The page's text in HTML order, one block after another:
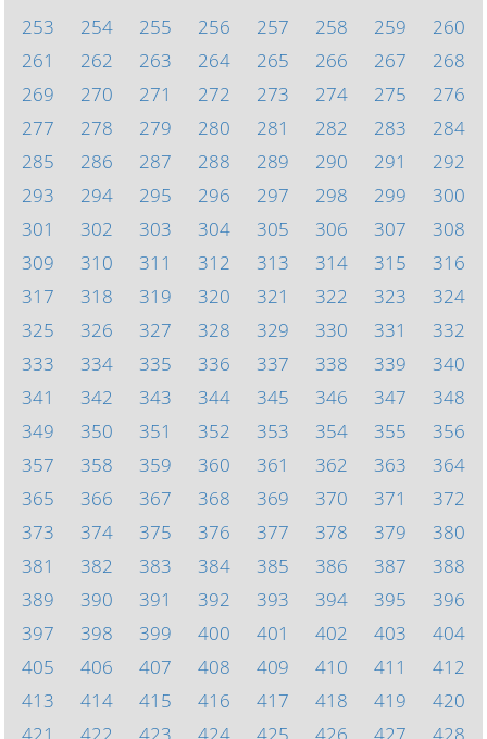
253
254 255 256 257 258 259
260
261
262 263 264 265 266 267
268
269
270 271 272 273 274 275
276
277
278 279 280 281 282 283
284
285
286 287 288 289 290 291
292
293
294 295 296 297 298 299
300
301
302 303 304 305 306 307
308
309
310 311 312 313 314 315
316
317
318 319 320 321 322 323
324
325
326 327 328 329 330 331
332
333
334 335 336 337 338 339
340
341
342 343 344 345 346 347
348
349
350 351 352 353 354 355
356
357
358 359 360 361 362 363
364
365
366 367 368 369 370 371
372
373
374 375 376 377 378 379
380
381
382 383 384 385 386 387
388
389
390 391 392 393 394 395
396
397
398 399 400 401 402 403
404
405
406 407 408 409 410 411
412
413
414 415 416 417 418 419
420